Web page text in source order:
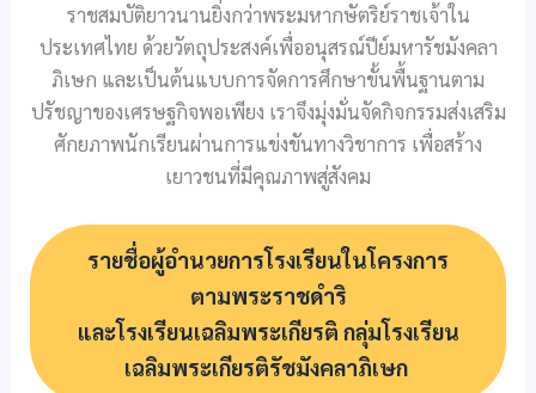
ราชสมบัติยาวนานยิ่งกว่าพระมหากษัตริย์ราชเจ้าใน
ประเทศไทย ด้วยวัตถุประสงค์เพื่ออนุสรณ์ปีย์มหารัชมังคลา
ภิเษก และเป็นต้นแบบการจัดการศึกษาขั้นพื้นฐานตาม
ปรัชญาของเศรษฐกิจพอเพียง เราจึงมุ่งมั่นจัดกิจกรรมส่งเสริม
ศักยภาพนักเรียนผ่านการแข่งขันทางวิชาการ เพื่อสร้าง
เยาวชนที่มีคุณภาพสู่สังคม
รายชื่อผู้อำนวยการโรงเรียนในโครงการ
ตามพระราชดำริ
และโรงเรียนเฉลิมพระเกียรติ กลุ่มโรงเรียน
เฉลิมพระเกียรติรัชมังคลาภิเษก